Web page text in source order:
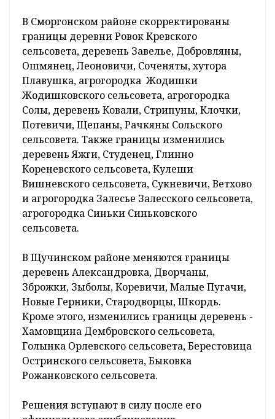
В Сморгонском районе скорректированы
границы деревни Ровок Кревского
сельсовета, деревень Завелье, Добровляны,
Ошмянец, Леоновичи, Соченяты, хутора
Плавушка, агрогородка Жодишки
Жодишковского сельсовета, агрогородка
Солы, деревень Ковали, Стрипуны, Клочки,
Потевичи, Щепаны, Рачкяны Сольского
сельсовета. Также границы изменились
деревень Яжги, Студенец, Глинно
Кореневского сельсовета, Кулеши
Вишневского сельсовета, Сукневичи, Ветхово
и агрогородка Залесье Залесского сельсовета,
агрогородка Синьки Синьковского
сельсовета.
В Щучинском районе меняются границы
деревень Александровка, Дворчаны,
Зброжки, Зыболы, Коревичи, Малые Пугачи,
Новые Герники, Стародворцы, Шкордь.
Кроме этого, изменились границы деревень -
Хамовщина Дембровского сельсовета,
Голынка Орлевского сельсовета, Берестовица
Остринского сельсовета, Быковка
Рожанковского сельсовета.
Решения вступают в силу после его